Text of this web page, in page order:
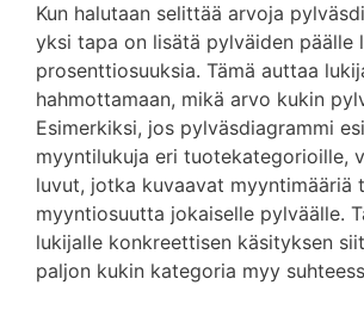
Kun halutaan selittää arvoja
yksi tapa on lisätä pylväiden päälle
prosenttiosuuksia. Tämä auttaa
hahmottamaan, mikä arvo kukin
Esimerkiksi, jos pylväsdiagrammi
myyntilukuja eri tuotekategorioille,
luvut, jotka kuvaavat myyntimääriä
myyntiosuutta jokaiselle pylväälle.
lukijalle konkreettisen käsityksen
paljon kukin kategoria myy